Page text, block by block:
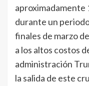
aproximadamente
durante un
finales de marzo
a los altos costos
administración
la salida de este